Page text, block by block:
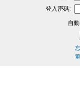
登入密碼:
自